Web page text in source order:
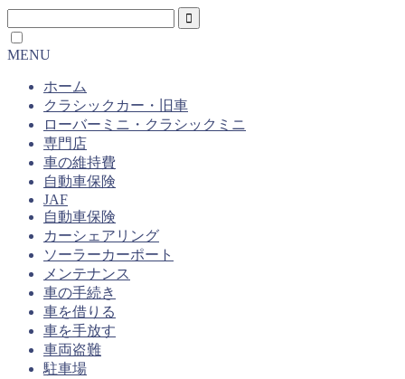
MENU
ホーム
クラシックカー・旧車
ローバーミニ・クラシックミニ
専門店
車の維持費
自動車保険
JAF
自動車保険
カーシェアリング
ソーラーカーポート
メンテナンス
車の手続き
車を借りる
車を手放す
車両盗難
駐車場